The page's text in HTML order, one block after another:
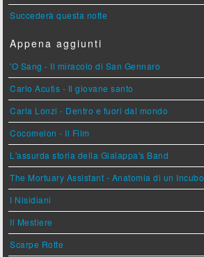
Succederà questa notte
Appena aggiunti
'O Sang - Il miracolo di San Gennaro
Carlo Acutis - Il giovane santo
Carla Lonzi - Dentro e fuori dal mondo
Cocomelon - Il Film
L'assurda storia della Gialappa's Band
The Mortuary Assistant - Anatomia di un Incubo
I Nisidiani
Il Mestiere
Scarpe Rotte